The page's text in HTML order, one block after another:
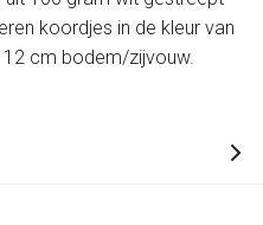
koordjes in de kleur van
12 cm bodem/zijvouw.